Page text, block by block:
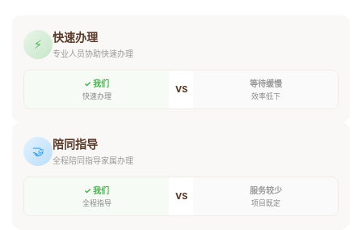
⚡ 快速办理
专业人员协助快速办理
✓ 我们
快速办理
VS 等待缓慢
效率低下
🤝 陪同指导
全程陪同指导家属办理
✓ 我们
全程指导
VS 服务较少
项目既定